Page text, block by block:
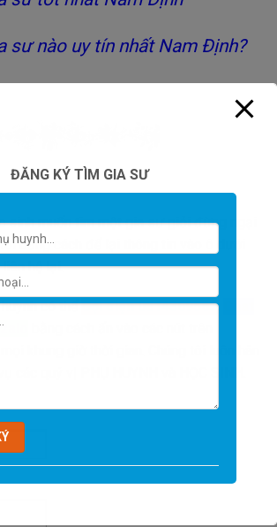
sư nào uy tín nhất Nam Định?
sinh muốn tìm một gia sư giỏi đừng ngại
tôi bằng cách để lại thông tin vào ô dưới
liên hệ lại.
huynh có thể Gọi điện 0814369567,
ĐĂNG KÝ TÌM GIA SƯ